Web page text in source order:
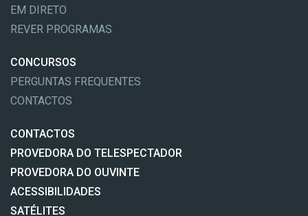
EM DIRETO
REVER PROGRAMAS
CONCURSOS
PERGUNTAS FREQUENTES
CONTACTOS
CONTACTOS
PROVEDORA DO TELESPECTADOR
PROVEDORA DO OUVINTE
ACESSIBILIDADES
SATÉLITES